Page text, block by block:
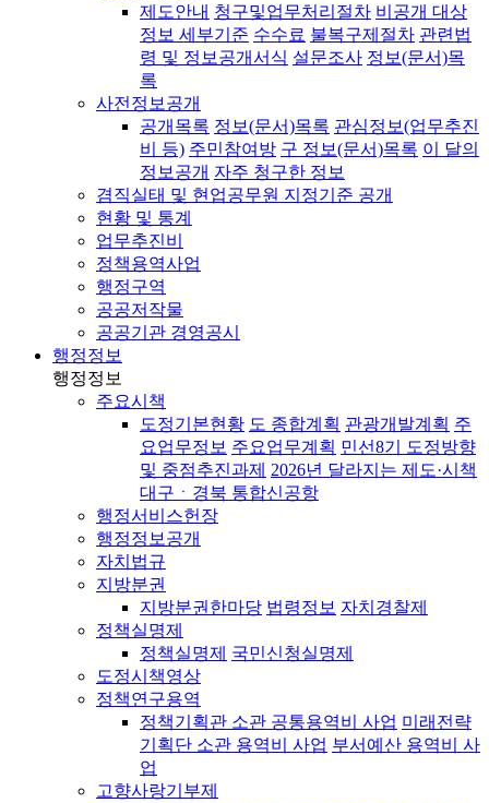
제도안내 청구및업무처리절차 비공개 대상
정보 세부기준 수수료 불복구제절차 관련법
령 및 정보공개서식 설문조사 정보(문서)목
록
사전정보공개
공개목록 정보(문서)목록 관심정보(업무추진
비 등) 주민참여방 구 정보(문서)목록 이 달의
정보공개 자주 청구한 정보
겸직실태 및 현업공무원 지정기준 공개
현황 및 통계
업무추진비
정책용역사업
행정구역
공공저작물
공공기관 경영공시
행정정보
행정정보
주요시책
도정기본현황 도 종합계획 관광개발계획 주
요업무정보 주요업무계획 민선8기 도정방향
및 중점추진과제 2026년 달라지는 제도·시책
대구ㆍ경북 통합신공항
행정서비스헌장
행정정보공개
자치법규
지방분권
지방분권한마당 법령정보 자치경찰제
정책실명제
정책실명제 국민신청실명제
도정시책영상
정책연구용역
정책기획관 소관 공통용역비 사업 미래전략
기획단 소관 용역비 사업 부서예산 용역비 사
업
고향사랑기부제